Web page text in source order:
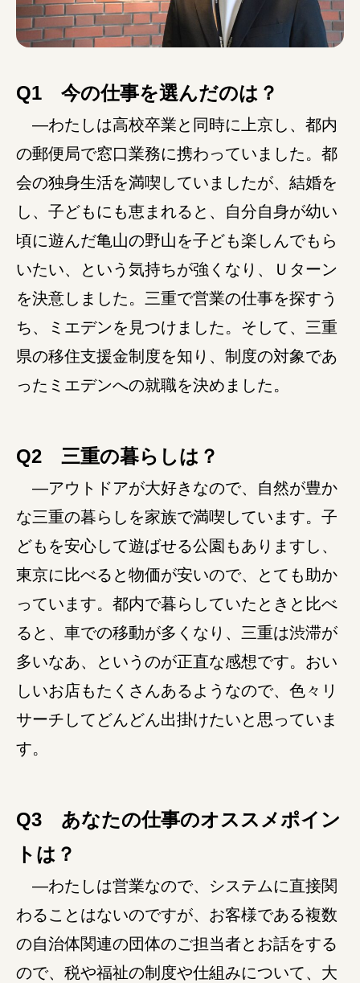
美し国みえ 移住ポータルサイト
みえの企業まるわかりNAVI
みえの仕事マッチングサイト
三重県版職業ポータルサイト
マイチャレ三重
シルバー人材の就労支援
障がい者の就労支援
Q1 今の仕事を選んだのは？
―わたしは高校卒業と同時に上京し、都内
の郵便局で窓口業務に携わっていました。都
会の独身生活を満喫していましたが、結婚を
し、子どもにも恵まれると、自分自身が幼い
頃に遊んだ亀山の野山を子ども楽しんでもら
いたい、という気持ちが強くなり、Ｕターン
を決意しました。三重で営業の仕事を探すう
ち、ミエデンを見つけました。そして、三重
県の移住支援金制度を知り、制度の対象であ
ったミエデンへの就職を決めました。
Q2 三重の暮らしは？
―アウトドアが大好きなので、自然が豊か
な三重の暮らしを家族で満喫しています。子
どもを安心して遊ばせる公園もありますし、
東京に比べると物価が安いので、とても助か
っています。都内で暮らしていたときと比べ
ると、車での移動が多くなり、三重は渋滞が
多いなあ、というのが正直な感想です。おい
しいお店もたくさんあるようなので、色々リ
サーチしてどんどん出掛けたいと思っていま
す。
Q3 あなたの仕事のオススメポイン
トは？
―わたしは営業なので、システムに直接関
わることはないのですが、お客様である複数
の自治体関連の団体のご担当者とお話をする
ので、税や福祉の制度や仕組みについて、大